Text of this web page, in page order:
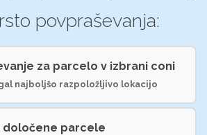
povpraševanja:
za parcelo v izbrani coni
najboljšo razpoložljivo lokacijo
določene parcele